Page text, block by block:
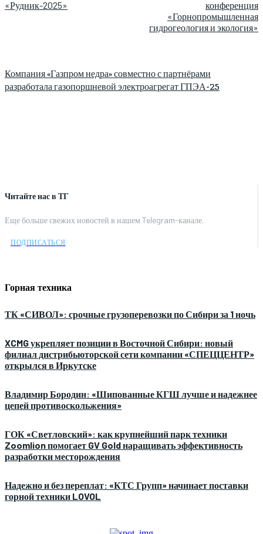
Читайте нас в ТГ
Еще больше свежих новостей в нашем Telegram-канале.
ПОДПИСАТЬСЯ
Горная техника
ТК «СИВОЛ»: срочные грузоперевозки по Сибири за 1 ночь
XCMG укрепляет позиции в Восточной Сибири: новый
филиал дистрибьюторской сети компании «СПЕЦЦЕНТР»
открылся в Иркутске
Владимир Бородин: «Шипованные КГШ лучше и надежнее
цепей противоскольжения»
ГОК «Светловский»: как крупнейший парк техники
Zoomlion помогает GV Gold наращивать эффективность
разработки месторождения
Надежно и без переплат: «КТС Групп» начинает поставки
горной техники LOVOL
«Рудник-2025»
конференция
«Горнопромышленная
гидрогеология и экология»
Компания «Газпром недра» совместно с партнёрами
разработала газопоршневой электроагрегат ГПЭА-25